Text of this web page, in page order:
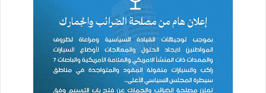
الفلسطينيون أدركوا أن المحور الإماراتي السعودي في الجامعة
بات قوياً، وأن المال هو المتحكم في القرار، فمن يدفع موازنة
جامعة الدول العربية هو الذي يتحكم بقراراتها.